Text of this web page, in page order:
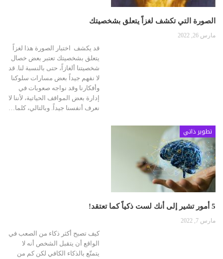
الصورة التي تكشف لغزاً يتعلق بشخصيتك
مارس 26, 2022
قد يكشف اختبار الصورة هذا لغزاً
يتعلق بشخصيتك تعتبر بعض خصال
شخصيتنا ألغازاً، حتى بالنسبة لنا. قد
لا نفهم جيداً بعض مسارات سلوكنا
وأفكارنا وقد نواجه صعوبات في
إدارة بعض المواقف الحياتية، لأننا لا
نعرف أنفسنا جيداً. وبالتالي، كلما…
تطوير ذاتي
5 أمور تشير إلى أنك لست ذكياً كما تعتقد!
مارس 7, 2022
كيف تصبح أكثر ذكاء من الصعب في
الواقع أن يتقبل الشخص أنه لا
يتمتّع بالذكاء الكافي لكن كم من